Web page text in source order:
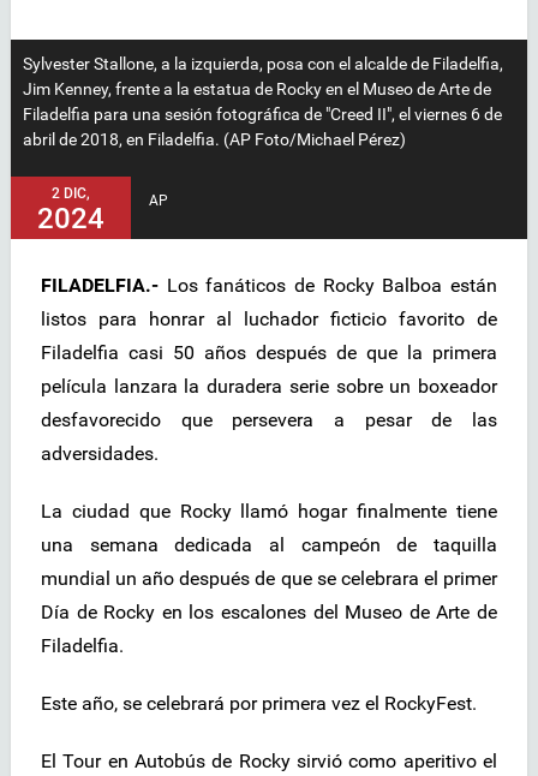
Sylvester Stallone, a la izquierda, posa con el alcalde de Filadelfia,
Jim Kenney, frente a la estatua de Rocky en el Museo de Arte de
Filadelfia para una sesión fotográfica de "Creed II", el viernes 6 de
abril de 2018, en Filadelfia. (AP Foto/Michael Pérez)
2 DIC,
2024
AP
FILADELFIA.- Los fanáticos de Rocky Balboa están
listos para honrar al luchador ficticio favorito de
Filadelfia casi 50 años después de que la primera
película lanzara la duradera serie sobre un boxeador
desfavorecido que persevera a pesar de las
adversidades.
La ciudad que Rocky llamó hogar finalmente tiene
una semana dedicada al campeón de taquilla
mundial un año después de que se celebrara el primer
Día de Rocky en los escalones del Museo de Arte de
Filadelfia.
Este año, se celebrará por primera vez el RockyFest.
El Tour en Autobús de Rocky sirvió como aperitivo el